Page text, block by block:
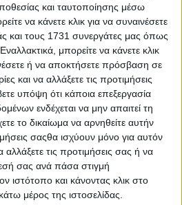
και ταυτοποίησης μέσω
να κάνετε κλικ για να συναινέσετε
και τους 1731 συνεργάτες μας όπως
μπορείτε να κάνετε κλικ
ή να αποκτήσετε πρόσβαση σε
και να αλλάξετε τις προτιμήσεις
υπόψη ότι κάποια επεξεργασία
ενδέχεται να μην απαιτεί τη
το δικαίωμα να αρνηθείτε αυτήν
σαςθα ισχύουν μόνο για αυτόν
τις προτιμήσεις σας ή να
σας ανά πάσα στιγμή
ιστότοπο και κάνοντας κλικ στο
μέρος της ιστοσελίδας.